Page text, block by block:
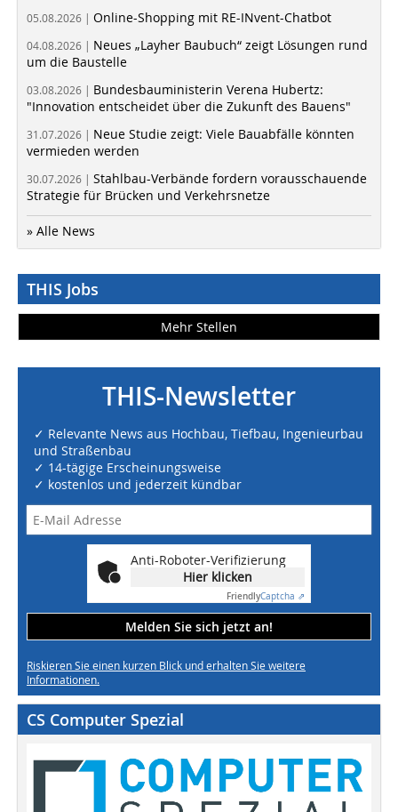
05.08.2026 | Online-Shopping mit RE-INvent-Chatbot
04.08.2026 | Neues „Layher Baubuch“ zeigt Lösungen rund
um die Baustelle
03.08.2026 | Bundesbauministerin Verena Hubertz:
"Innovation entscheidet über die Zukunft des Bauens"
31.07.2026 | Neue Studie zeigt: Viele Bauabfälle könnten
vermieden werden
30.07.2026 | Stahlbau-Verbände fordern vorausschauende
Strategie für Brücken und Verkehrsnetze
» Alle News
THIS Jobs
Mehr Stellen
THIS-Newsletter
✓ Relevante News aus Hochbau, Tiefbau, Ingenieurbau
und Straßenbau
✓ 14-tägige Erscheinungsweise
✓ kostenlos und jederzeit kündbar
Anti-Roboter-Verifizierung
Hier klicken
FriendlyCaptcha ⇗
Melden Sie sich jetzt an!
Riskieren Sie einen kurzen Blick und erhalten Sie weitere
Informationen.
CS Computer Spezial